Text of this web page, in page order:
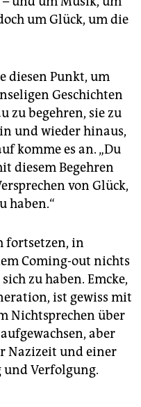
um Glück, um die
diesen Punkt, um
Geschichten
zu begehren, sie zu
und wieder hinaus,
komme es an. „Du
diesem Begehren
von Glück,
haben.“
fortsetzen, in
Coming-out nichts
zu haben. Emcke,
ist gewiss mit
Nichtsprechen über
aber
Nazizeit und einer
Verfolgung.